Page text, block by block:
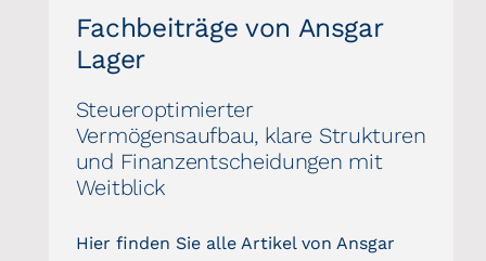
KUNDENSTIMMEN
Fachbeiträge von Ansgar
Lager
Steueroptimierter
Vermögensaufbau, klare Strukturen
und Finanzentscheidungen mit
Weitblick
Hier finden Sie alle Artikel von Ansgar